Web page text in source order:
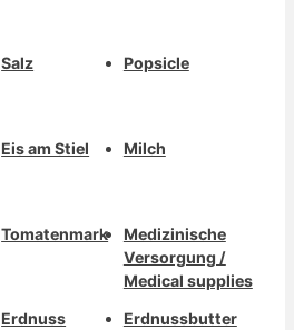
Salz
Eis am Stiel
Tomatenmark
Erdnuss
Popsicle
Milch
Medizinische
Versorgung /
Medical supplies
Erdnussbutter